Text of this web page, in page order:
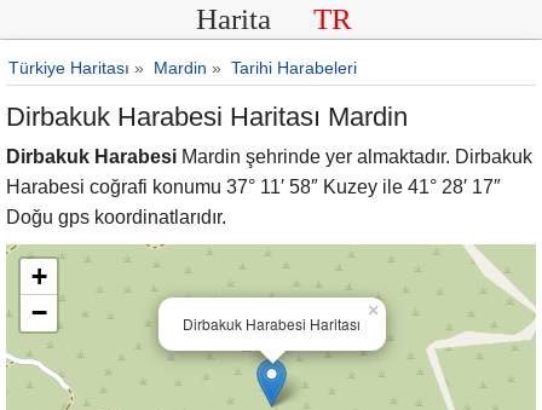
Harita TR
Türkiye Haritası » Mardin » Tarihi Harabeleri
Dirbakuk Harabesi Haritası Mardin
Dirbakuk Harabesi Mardin şehrinde yer almaktadır. Dirbakuk
Harabesi coğrafi konumu 37° 11′ 58″ Kuzey ile 41° 28′ 17″
Doğu gps koordinatlarıdır.
Dirbakuk Harabesi Haritası
×
+
−